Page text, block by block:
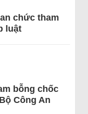
chức tham
luật
bỗng chốc
Công An